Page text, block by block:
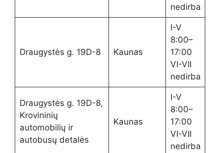
nedirba
Draugystės g. 19D-8 Kaunas
I-V
8:00–
17:00
VI-VII
nedirba
Draugystės g. 19D-8,
Krovininių
automobilių ir
autobusų detalės
Kaunas
I-V
8:00–
17:00
VI-VII
nedirba